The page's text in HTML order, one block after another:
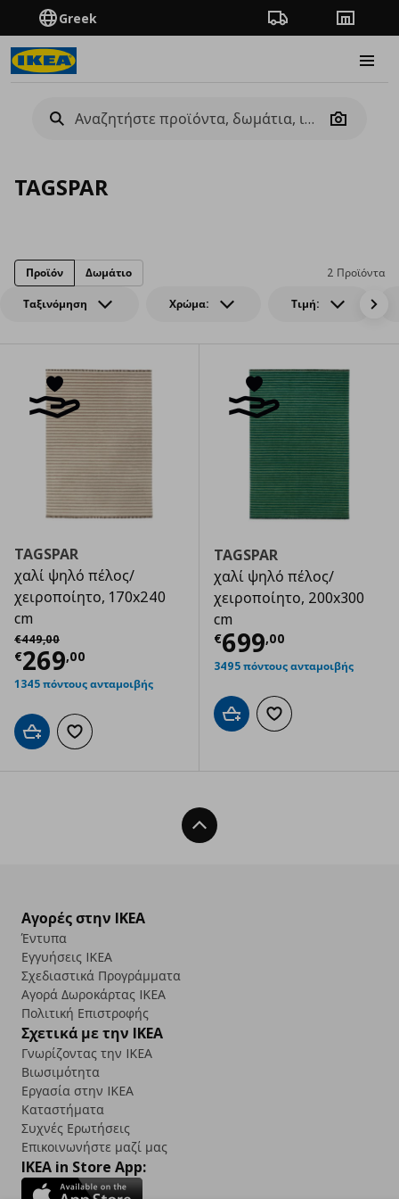
Greek Πορεία παραγγελίας
Camera
TAGSPAR
Ταξινόμηση Χρώμα: Τιμή:
2 Προϊόντα
Προϊόν Δωμάτιο
TAGSPAR
χαλί ψηλό πέλος/
χειροποίητο, 170x240
cm
€449,00
Αρχική τιμή
€269,00
Τρέχουσα τιμή € 269,00
1345 πόντους ανταμοιβής
Προσθήκη στο καλάθι
Προσθήκη στα αγαπημένα
TAGSPAR
χαλί ψηλό πέλος/
χειροποίητο, 200x300
cm
€699,00
Τρέχουσα
3495 πόντους ανταμοιβής
Προσθήκη στο καλάθι
Προσθήκη στα
Back To Top
Αγορές στην IKEA
Έντυπα
Εγγυήσεις IKEA
Σχεδιαστικά Προγράμματα
Αγορά Δωρoκάρτας IKEA
Πολιτική Επιστροφής
Σχετικά με την IKEA
Γνωρίζοντας την IKEA
Βιωσιμότητα
Εργασία στην IKEA
Καταστήματα
Συχνές Ερωτήσεις
Επικοινωνήστε μαζί μας
IKEA in Store App: